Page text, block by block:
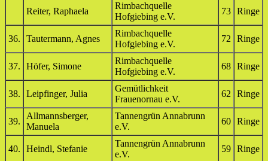
Reiter, Raphaela
Rimbachquelle
Hofgiebing e.V.
73 Ringe
36. Tautermann, Agnes
Rimbachquelle
Hofgiebing e.V.
72 Ringe
37. Höfer, Simone
Rimbachquelle
Hofgiebing e.V.
68 Ringe
38. Leipfinger, Julia
Gemütlichkeit
Frauenornau e.V.
62 Ringe
39.
Allmannsberger,
Manuela
Tannengrün Annabrunn
e.V.
60 Ringe
40. Heindl, Stefanie
Tannengrün Annabrunn
e.V.
59 Ringe